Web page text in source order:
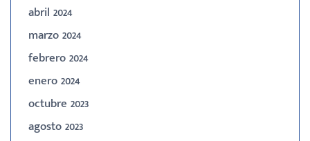
abril 2024
marzo 2024
febrero 2024
enero 2024
octubre 2023
agosto 2023